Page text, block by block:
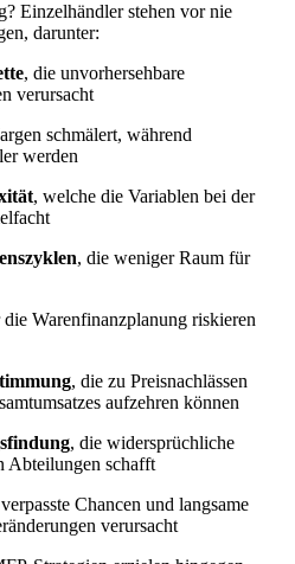
Einzelhändler stehen vor nie
darunter:
, die unvorhersehbare
verursacht
schmälert, während
werden
, welche die Variablen bei der
, die weniger Raum für
Warenfinanzplanung riskieren
, die zu Preisnachlässen
aufzehren können
, die widersprüchliche
Abteilungen schafft
Chancen und langsame
verursacht